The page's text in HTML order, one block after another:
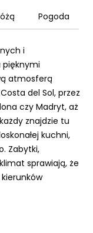
Pogoda
i
pięknymi
atmosferą
del Sol, przez
czy Madryt, aż
znajdzie tu
kuchni,
Zabytki,
sprawiają, że